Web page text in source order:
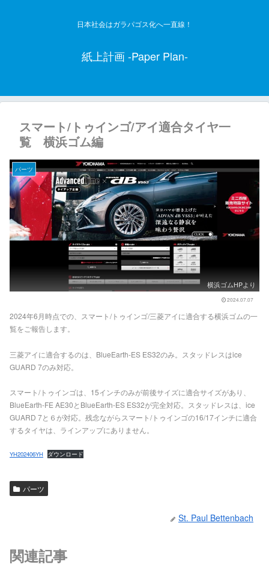
日本社会はガラパゴス化へ一直線！
紙上計画 -Paper Plan-
スマート/トゥインゴ/アイ適合タイヤ一
覧 横浜ゴム編
パーツ
横浜ゴムHPより
2024.07.07
2024年6月時点での、スマート/トゥインゴ/三菱アイに適合する横浜ゴムの一
覧をご報告します。
三菱アイに適合するのは、BlueEarth-ES ES32のみ。スタッドレスはice
GUARD 7のみ対応。
スマート/トゥインゴは、15インチのみが前後サイズに適合サイズがあり、
BlueEarth-FE AE30とBlueEarth-ES ES32が完全対応。スタッドレスは、ice
GUARD 7と６が対応。残念ながらスマート/トゥインゴの16/17インチに適合
するタイヤは、ラインアップにありません。
YH202406YH ダウンロード
パーツ
St. Paul Bettenbach
関連記事